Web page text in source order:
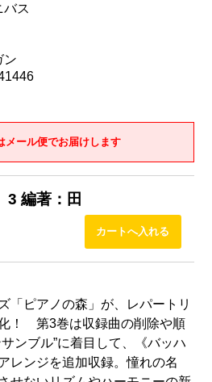
バス
ン
メール便でお届けします
編著：田
「ピアノの森」が、レパートリ
！ 第3巻は収録曲の削除や順
ンブル”に着目して、《バッハ
レンジを追加収録。憧れの名